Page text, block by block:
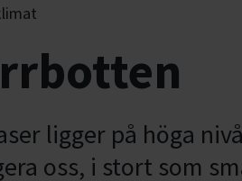
ligger på höga
oss, i stort som